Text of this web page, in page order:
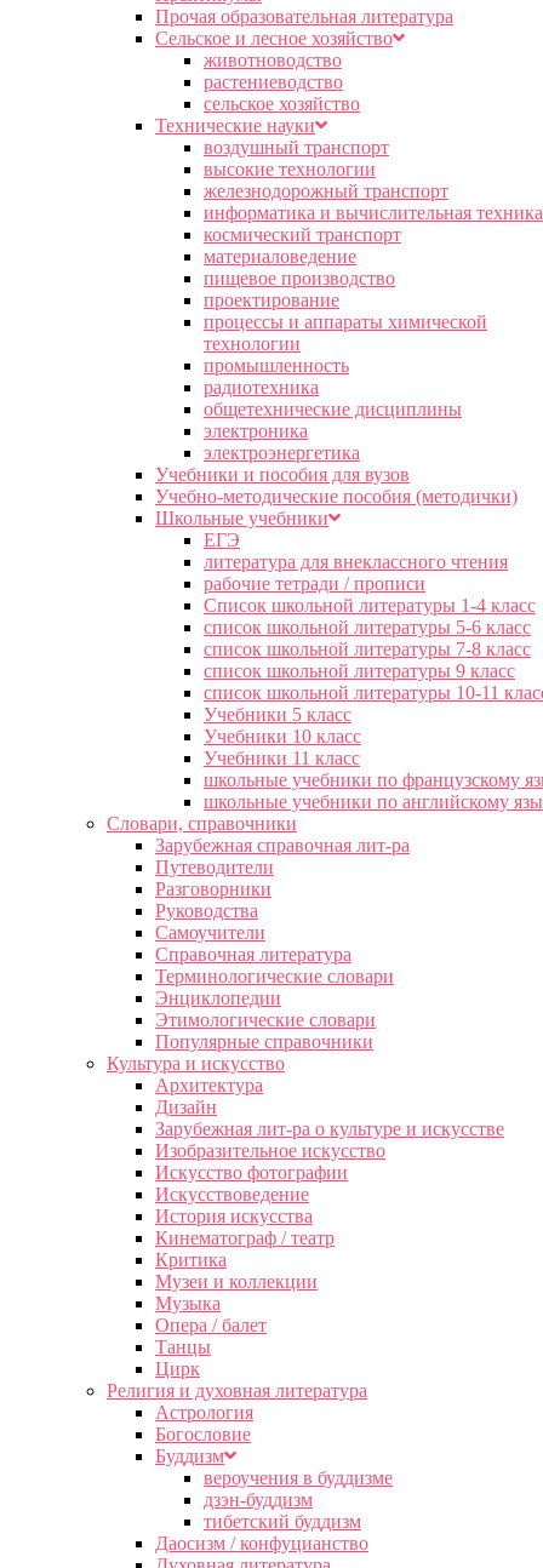
Прочая образовательная литература
Сельское и лесное хозяйство
животноводство
растениеводство
сельское хозяйство
Технические науки
воздушный транспорт
высокие технологии
железнодорожный транспорт
информатика и вычислительная техника
космический транспорт
материаловедение
пищевое производство
проектирование
процессы и аппараты химической
технологии
промышленность
радиотехника
общетехнические дисциплины
электроника
электроэнергетика
Учебники и пособия для вузов
Учебно-методические пособия (методички)
Школьные учебники
ЕГЭ
литература для внеклассного чтения
рабочие тетради / прописи
Список школьной литературы 1-4 класс
список школьной литературы 5-6 класс
список школьной литературы 7-8 класс
список школьной литературы 9 класс
список школьной литературы 10-11
Учебники 5 класс
Учебники 10 класс
Учебники 11 класс
школьные учебники по французскому
школьные учебники по английскому
Словари, справочники
Зарубежная справочная лит-ра
Путеводители
Разговорники
Руководства
Самоучители
Справочная литература
Терминологические словари
Энциклопедии
Этимологические словари
Популярные справочники
Культура и искусство
Архитектура
Дизайн
Зарубежная лит-ра о культуре и искусстве
Изобразительное искусство
Искусство фотографии
Искусствоведение
История искусства
Кинематограф / театр
Критика
Музеи и коллекции
Музыка
Опера / балет
Танцы
Цирк
Религия и духовная литература
Астрология
Богословие
Буддизм
вероучения в буддизме
дзэн-буддизм
тибетский буддизм
Даосизм / конфуцианство